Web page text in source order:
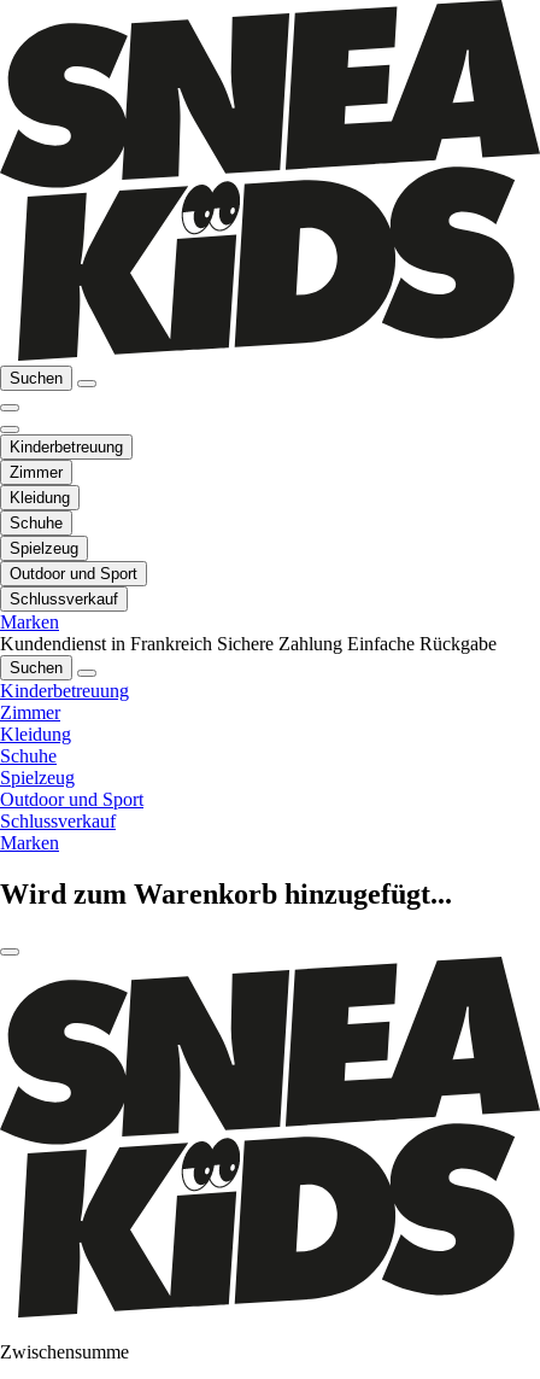
Suchen
Kinderbetreuung
Zimmer
Kleidung
Schuhe
Spielzeug
Outdoor und Sport
Schlussverkauf
Marken
Kundendienst in Frankreich Sichere Zahlung Einfache Rückgabe
Suchen
Kinderbetreuung
Zimmer
Kleidung
Schuhe
Spielzeug
Outdoor und Sport
Schlussverkauf
Marken
Wird zum Warenkorb hinzugefügt...
Zwischensumme